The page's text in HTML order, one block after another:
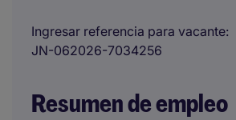
Ingresar referencia para vacante
JN-062026-7034256
Resumen de empleo